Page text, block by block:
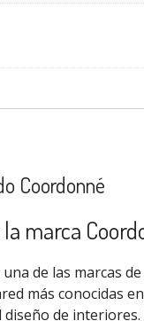
Coordonné
la marca
una de las marcas
más conocidas
diseño de